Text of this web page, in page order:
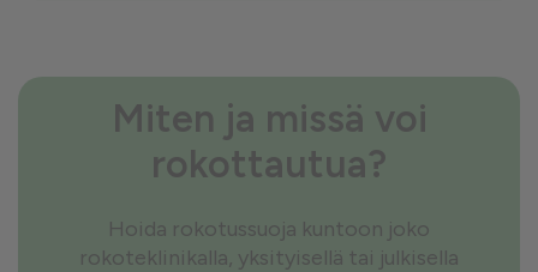
Miten ja missä voi
rokottautua?
Hoida rokotussuoja kuntoon joko
rokoteklinikalla, yksityisellä tai julkisella